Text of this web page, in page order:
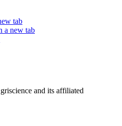
tab
a new tab
and its affiliated